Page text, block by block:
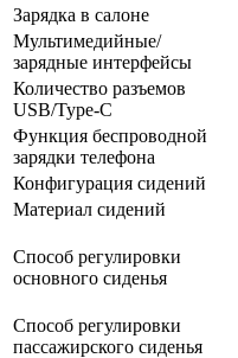
Зарядка в салоне
Мультимедийные/
зарядные интерфейсы
Количество разъемов
USB/Type-C
Функция беспроводной
зарядки телефона
Конфигурация сидений
Материал сидений
Способ регулировки
основного сиденья
Способ регулировки
пассажирского сиденья